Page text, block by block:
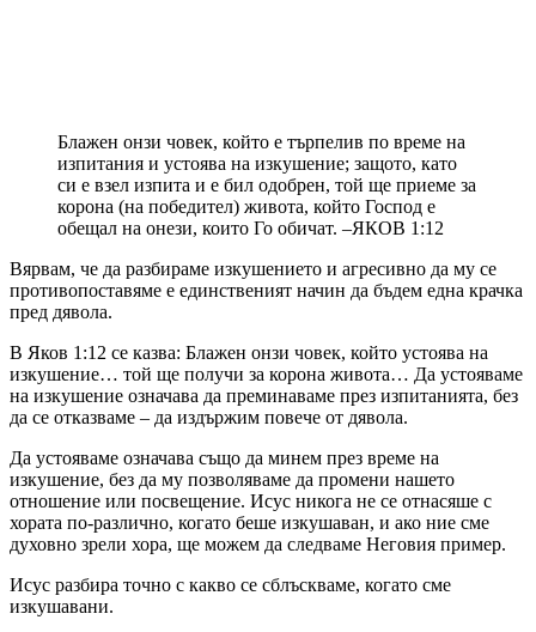
Блажен онзи човек, който е търпелив по време на
изпитания и устоява на изкушение; защото, като
си е взел изпита и е бил одобрен, той ще приеме за
корона (на победител) живота, който Господ е
обещал на онези, които Го обичат. –ЯКОВ 1:12
Вярвам, че да разбираме изкушението и агресивно да му се
противопоставяме е единственият начин да бъдем една крачка
пред дявола.
В Яков 1:12 се казва: Блажен онзи човек, който устоява на
изкушение… той ще получи за корона живота… Да устояваме
на изкушение означава да преминаваме през изпитанията, без
да се отказваме – да издържим повече от дявола.
Да устояваме означава също да минем през време на
изкушение, без да му позволяваме да промени нашето
отношение или посвещение. Исус никога не се отнасяше с
хората по-различно, когато беше изкушаван, и ако ние сме
духовно зрели хора, ще можем да следваме Неговия пример.
Исус разбира точно с какво се сблъскваме, когато сме
изкушавани.